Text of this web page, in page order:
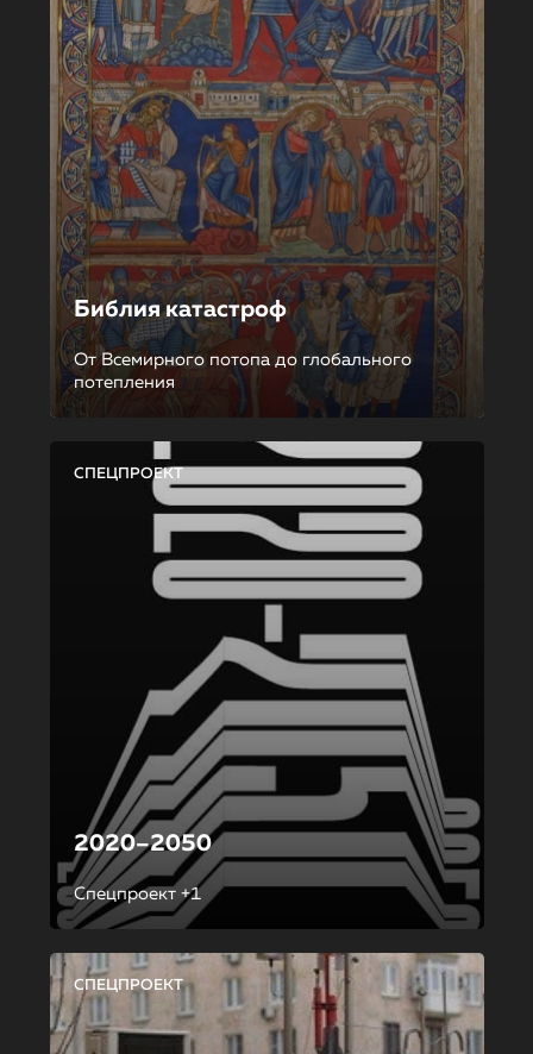
Библия катастроф
От Всемирного потопа до глобального
потепления
СПЕЦПРОЕКТ
2020–2050
Спецпроект +1
СПЕЦПРОЕКТ